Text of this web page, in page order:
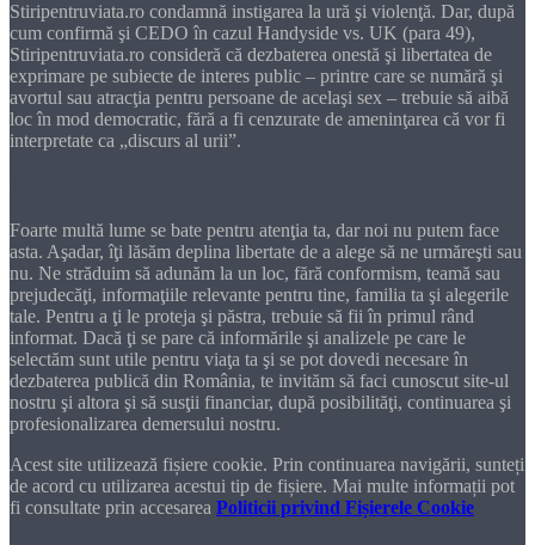
Stiripentruviata.ro condamnă instigarea la ură şi violenţă. Dar, după
cum confirmă şi CEDO în cazul Handyside vs. UK (para 49),
Stiripentruviata.ro consideră că dezbaterea onestă şi libertatea de
exprimare pe subiecte de interes public – printre care se numără şi
avortul sau atracţia pentru persoane de acelaşi sex – trebuie să aibă
loc în mod democratic, fără a fi cenzurate de ameninţarea că vor fi
interpretate ca „discurs al urii”.
Foarte multă lume se bate pentru atenţia ta, dar noi nu putem face
asta. Aşadar, îţi lăsăm deplina libertate de a alege să ne urmăreşti sau
nu. Ne străduim să adunăm la un loc, fără conformism, teamă sau
prejudecăţi, informaţiile relevante pentru tine, familia ta şi alegerile
tale. Pentru a ţi le proteja şi păstra, trebuie să fii în primul rând
informat. Dacă ţi se pare că informările şi analizele pe care le
selectăm sunt utile pentru viaţa ta şi se pot dovedi necesare în
dezbaterea publică din România, te invităm să faci cunoscut site-ul
nostru şi altora şi să susţii financiar, după posibilităţi, continuarea şi
profesionalizarea demersului nostru.
Acest site utilizează fișiere cookie. Prin continuarea navigării, sunteți
de acord cu utilizarea acestui tip de fișiere. Mai multe informații pot
fi consultate prin accesarea Politicii privind Fișierele Cookie